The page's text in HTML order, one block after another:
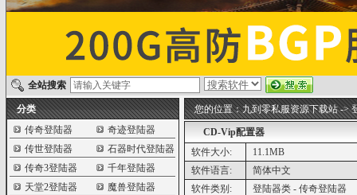
全站搜索
分类
传奇登陆器
奇迹登陆器
传世登陆器
石器时代登陆器
传奇3登陆器
千年登陆器
天堂2登陆器
魔兽登陆器
您的位置：九到零私服资源下载站->
CD-Vip配置器
软件大小:
11.1MB
软件语言:
简体中文
软件类别:
登陆器类 - 传奇登陆器